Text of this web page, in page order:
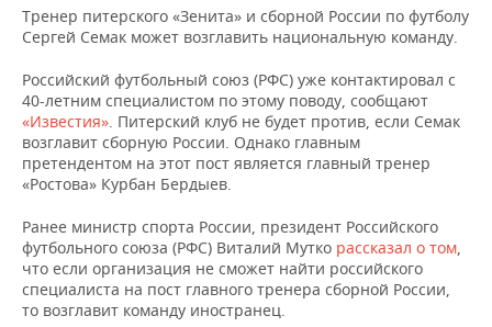
ЭНЕРГЕТИКА
ТЕЛЕКОММУНИКАЦИИ
БИЗНЕС-БРАНЧИ
ONLINE-КОНФЕРЕНЦИИ
ОТКРЫТАЯ ЛЕКЦИЯ
ФУТБОЛ
ХОККЕЙ
БАСКЕТБОЛ
ВОЛЕЙБОЛ
КИБЕРСПОРТ
ФИГУРНОЕ КАТАНИЕ
НОВОСТИ ОБЩЕСТВА
ВЛАСТЬ
ИНФРАСТРУКТУРА
КУЛЬТУРА
МЕДИЦИНА
ФОТОГАЛЕРЕЯ
СЮЖЕТЫ
СПРАВОЧНИК
СПИСОК ПЕРСОН
СПИСОК КОМПАНИЙ
Тренер питерского «Зенита» и сборной России по футболу
Сергей Семак может возглавить национальную команду.
Российский футбольный союз (РФС) уже контактировал с
40-летним специалистом по этому поводу, сообщают
«Известия». Питерский клуб не будет против, если Семак
возглавит сборную России. Однако главным
претендентом на этот пост является главный тренер
«Ростова» Курбан Бердыев.
Ранее министр спорта России, президент Российского
футбольного союза (РФС) Виталий Мутко рассказал о том,
что если организация не сможет найти российского
специалиста на пост главного тренера сборной России,
то возглавит команду иностранец.